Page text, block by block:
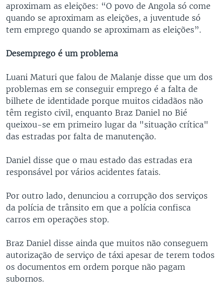
aproximam as eleições: “O povo de Angola só come
quando se aproximam as eleições, a juventude só
tem emprego quando se aproximam as eleições”.
Desemprego é um problema
Luani Maturi que falou de Malanje disse que um dos
problemas em se conseguir emprego é a falta de
bilhete de identidade porque muitos cidadãos não
têm registo civil, enquanto Braz Daniel no Bié
queixou-se em primeiro lugar da "situação crítica"
das estradas por falta de manutenção.
Daniel disse que o mau estado das estradas era
responsável por vários acidentes fatais.
Por outro lado, denunciou a corrupção dos serviços
da polícia de trânsito em que a polícia confisca
carros em operações stop.
Braz Daniel disse ainda que muitos não conseguem
autorização de serviço de táxi apesar de terem todos
os documentos em ordem porque não pagam
subornos.